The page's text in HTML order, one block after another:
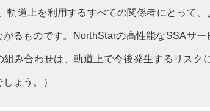
軌道上を利用するすべての関係者にとって、
るものです。NorthStarの高性能なSSAサー
み合わせは、軌道上で今後発生するリスク
ょう。）